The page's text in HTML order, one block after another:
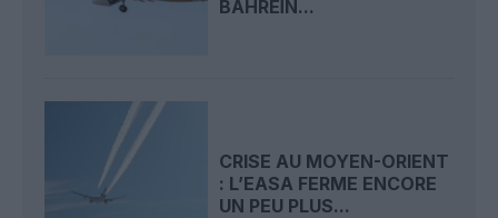
BAHREÏN...
CRISE AU MOYEN-ORIENT
: L’EASA FERME ENCORE
UN PEU PLUS...